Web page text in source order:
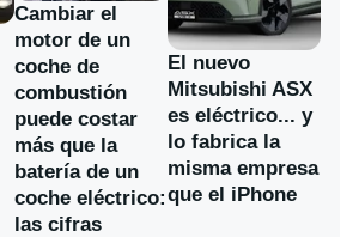
Cambiar el
motor de un
coche de
combustión
puede costar
más que la
batería de un
coche eléctrico:
las cifras
El nuevo
Mitsubishi ASX
es eléctrico... y
lo fabrica la
misma empresa
que el iPhone